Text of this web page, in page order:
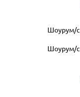
Шоурум/
Шоурум/